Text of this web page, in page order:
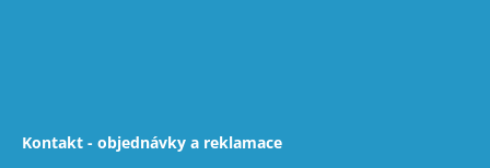
Kontakt - objednávky a reklamace